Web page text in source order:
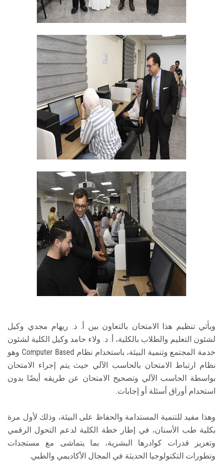
ويأتي تنظيم هذا الامتحان بالتعاون بين أ. د. ريهام مجدي وكيل
لشئون التعليم والطلاب بالكلية، أ. د. ولاء حامد وكيل الكلية لشئون
خدمة المجتمع وتنمية البيئة، باستخدام نظام Computer Based وهو
نظام ارتباط الامتحان بالحاسب الآلي حيث يتم إجراء الامتحان
بواسطة الحاسب الآلي وتصحيح الامتحان عن طريقه أيضًا بدون
استخدام أوراق أسئلة أو إجابات.
وهذا مفيد للتنمية المستدامة والحفاظ على البيئة، وذلك لأول مرة
بكلية طب الأسنان، في إطار خطة الكلية لدعم التحول الرقمي
وتعزيز قدرات كوادرها البشرية، بما يتماشى مع مستجدات
وتطورات التكنولوجيا الحديثة في المجال الأكاديمي والطبي.